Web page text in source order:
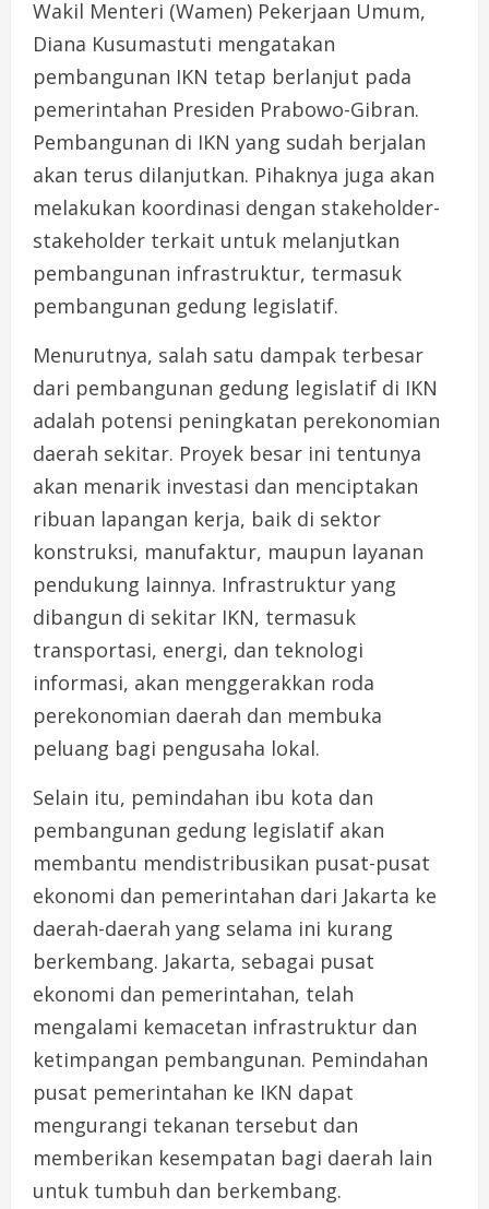
Wakil Menteri (Wamen) Pekerjaan Umum,
Diana Kusumastuti mengatakan
pembangunan IKN tetap berlanjut pada
pemerintahan Presiden Prabowo-Gibran.
Pembangunan di IKN yang sudah berjalan
akan terus dilanjutkan. Pihaknya juga akan
melakukan koordinasi dengan stakeholder-
stakeholder terkait untuk melanjutkan
pembangunan infrastruktur, termasuk
pembangunan gedung legislatif.
Menurutnya, salah satu dampak terbesar
dari pembangunan gedung legislatif di IKN
adalah potensi peningkatan perekonomian
daerah sekitar. Proyek besar ini tentunya
akan menarik investasi dan menciptakan
ribuan lapangan kerja, baik di sektor
konstruksi, manufaktur, maupun layanan
pendukung lainnya. Infrastruktur yang
dibangun di sekitar IKN, termasuk
transportasi, energi, dan teknologi
informasi, akan menggerakkan roda
perekonomian daerah dan membuka
peluang bagi pengusaha lokal.
Selain itu, pemindahan ibu kota dan
pembangunan gedung legislatif akan
membantu mendistribusikan pusat-pusat
ekonomi dan pemerintahan dari Jakarta ke
daerah-daerah yang selama ini kurang
berkembang. Jakarta, sebagai pusat
ekonomi dan pemerintahan, telah
mengalami kemacetan infrastruktur dan
ketimpangan pembangunan. Pemindahan
pusat pemerintahan ke IKN dapat
mengurangi tekanan tersebut dan
memberikan kesempatan bagi daerah lain
untuk tumbuh dan berkembang.